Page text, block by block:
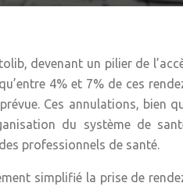
devenant un pilier de
4% et 7% de ces
Ces annulations, bien
du système de
professionnels de santé.
simplifié la prise de